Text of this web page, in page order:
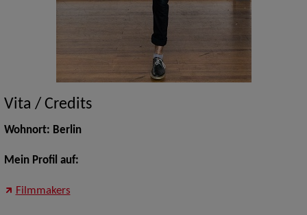
Vita / Credits
Wohnort: Berlin
Mein Profil auf:
Filmmakers